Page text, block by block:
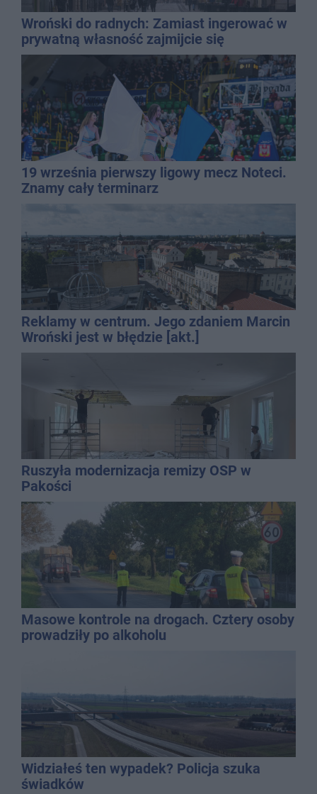
Wroński do radnych: Zamiast ingerować w
prywatną własność zajmijcie się
gospodarką
19 września pierwszy ligowy mecz Noteci.
Znamy cały terminarz
Reklamy w centrum. Jego zdaniem Marcin
Wroński jest w błędzie [akt.]
Ruszyła modernizacja remizy OSP w
Pakości
Masowe kontrole na drogach. Cztery osoby
prowadziły po alkoholu
Widziałeś ten wypadek? Policja szuka
świadków